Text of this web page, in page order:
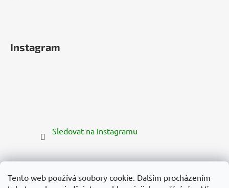
Tento web používá soubory cookie. Dalším procházením
Instagram
Sledovat na Instagramu